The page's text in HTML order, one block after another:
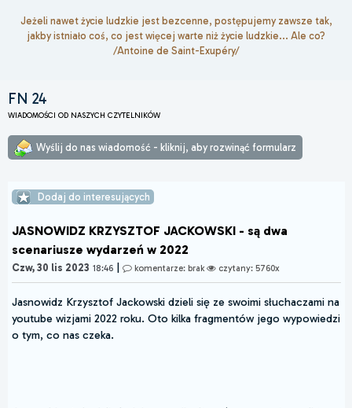
Jeżeli nawet życie ludzkie jest bezcenne, postępujemy zawsze tak,
jakby istniało coś, co jest więcej warte niż życie ludzkie... Ale co?
/Antoine de Saint-Exupéry/
FN 24
WIADOMOŚCI OD NASZYCH CZYTELNIKÓW
Wyślij do nas wiadomość - kliknij, aby rozwinąć formularz
Dodaj do interesujących
JASNOWIDZ KRZYSZTOF JACKOWSKI - są dwa
scenariusze wydarzeń w 2022
Czw, 30 lis 2023 18:46 komentarze: brak czytany: 5760x
Jasnowidz Krzysztof Jackowski dzieli się ze swoimi słuchaczami na
youtube wizjami 2022 roku. Oto kilka fragmentów jego wypowiedzi
o tym, co nas czeka.